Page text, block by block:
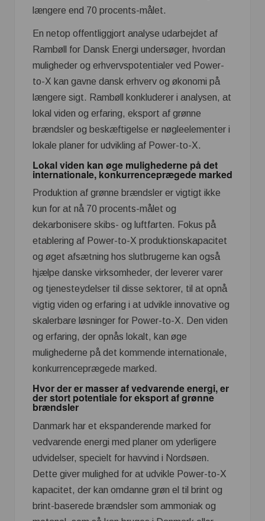
længere end 70 procents-målet.
En netop offentliggjort analyse udarbejdet af
Rambøll for Dansk Energi undersøger, hvordan
muligheder og erhvervspotentialer ved Power-
to-X kan gavne dansk erhverv og økonomi på
længere sigt. Rambøll konkluderer i analysen, at
lokal viden og erfaring, eksport af grønne
brændsler og beskæftigelse er nøgleelementer i
lokale planer for udvikling af Power-to-X.
Lokal viden kan øge mulighederne på det
internationale, konkurrenceprægede marked
Produktion af grønne brændsler er vigtigt ikke
kun for at nå 70 procents-målet og
dekarbonisere skibs- og luftfarten. Fokus på
etablering af Power-to-X produktionskapacitet
og øget afsætning hos slutbrugerne kan også
hjælpe danske virksomheder, der leverer varer
og tjenesteydelser til disse sektorer, til at opnå
vigtig viden og erfaring i at udvikle innovative og
skalerbare løsninger for Power-to-X. Den viden
og erfaring, der opnås lokalt, kan øge
mulighederne på det kommende internationale,
konkurrenceprægede marked.
Hvor der er masser af vedvarende energi, er
der stort potentiale for eksport af grønne
brændsler
Danmark har et ekspanderende marked for
vedvarende energi med planer om yderligere
udvidelser, specielt for havvind i Nordsøen.
Dette giver mulighed for at udvikle Power-to-X
kapacitet, der kan omdanne grøn el til brint og
brint-baserede brændsler som ammoniak og